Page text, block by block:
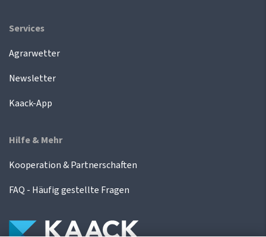
Services
Agrarwetter
Newsletter
Kaack-App
Hilfe & Mehr
Kooperation & Partnerschaften
FAQ - Häufig gestellte Fragen